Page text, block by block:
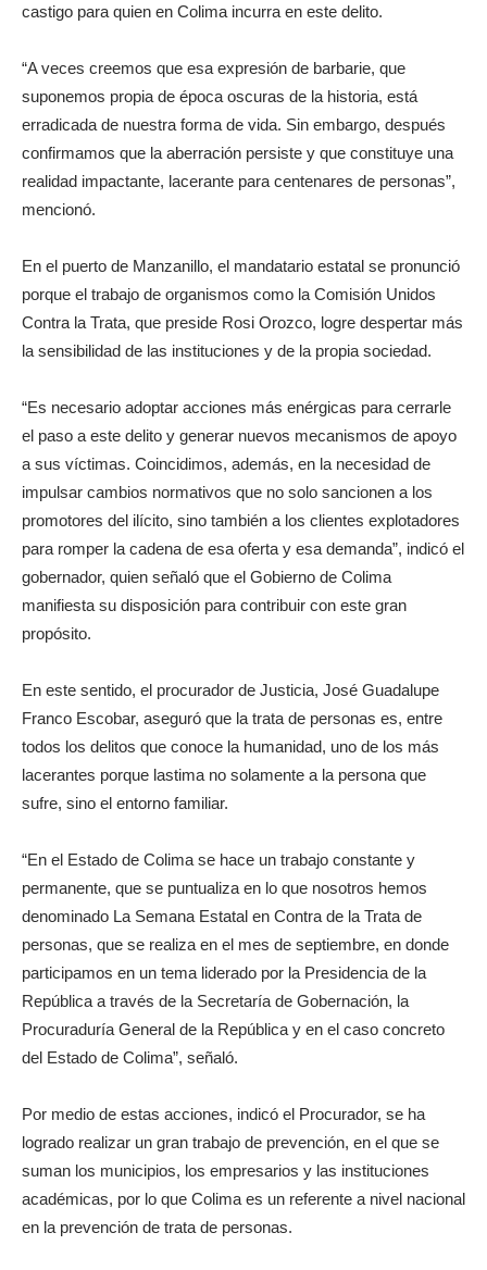
castigo para quien en Colima incurra en este delito.
“A veces creemos que esa expresión de barbarie, que
suponemos propia de época oscuras de la historia, está
erradicada de nuestra forma de vida. Sin embargo, después
confirmamos que la aberración persiste y que constituye una
realidad impactante, lacerante para centenares de personas”,
mencionó.
En el puerto de Manzanillo, el mandatario estatal se pronunció
porque el trabajo de organismos como la Comisión Unidos
Contra la Trata, que preside Rosi Orozco, logre despertar más
la sensibilidad de las instituciones y de la propia sociedad.
“Es necesario adoptar acciones más enérgicas para cerrarle
el paso a este delito y generar nuevos mecanismos de apoyo
a sus víctimas. Coincidimos, además, en la necesidad de
impulsar cambios normativos que no solo sancionen a los
promotores del ilícito, sino también a los clientes explotadores
para romper la cadena de esa oferta y esa demanda”, indicó el
gobernador, quien señaló que el Gobierno de Colima
manifiesta su disposición para contribuir con este gran
propósito.
En este sentido, el procurador de Justicia, José Guadalupe
Franco Escobar, aseguró que la trata de personas es, entre
todos los delitos que conoce la humanidad, uno de los más
lacerantes porque lastima no solamente a la persona que
sufre, sino el entorno familiar.
“En el Estado de Colima se hace un trabajo constante y
permanente, que se puntualiza en lo que nosotros hemos
denominado La Semana Estatal en Contra de la Trata de
personas, que se realiza en el mes de septiembre, en donde
participamos en un tema liderado por la Presidencia de la
República a través de la Secretaría de Gobernación, la
Procuraduría General de la República y en el caso concreto
del Estado de Colima”, señaló.
Por medio de estas acciones, indicó el Procurador, se ha
logrado realizar un gran trabajo de prevención, en el que se
suman los municipios, los empresarios y las instituciones
académicas, por lo que Colima es un referente a nivel nacional
en la prevención de trata de personas.